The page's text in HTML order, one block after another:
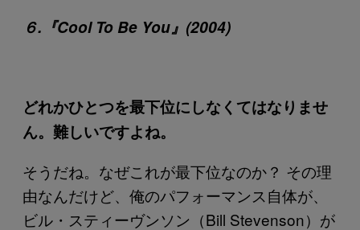
６.『Cool To Be You』(2004)
どれかひとつを最下位にしなくてはなりませ
ん。難しいですよね。
そうだね。なぜこれが最下位なのか？ その理
由なんだけど、俺のパフォーマンス自体が、
ビル・スティーヴンソン（Bill Stevenson）が